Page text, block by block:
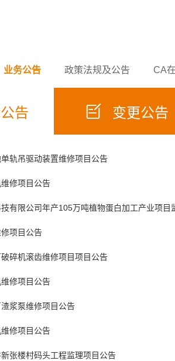
业务公告 政策法规及公告 CA
告  变更公告
轨吊驱动装置维修项目公告
修项目公告
有限公司年产105万吨植物蛋白加工产业项目
项目公告
碎机滚齿维修项目项目公告
修项目公告
浆泵维修项目公告
修项目公告
张楼村码头工程监理项目公告